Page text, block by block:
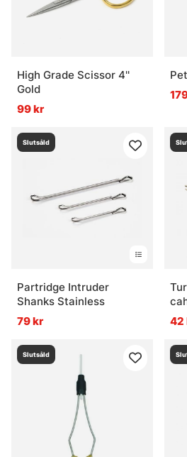
High Grade Scissor 4''
Gold
99 kr
Slutsåld
Partridge Intruder
Shanks Stainless
79 kr
42
Slutsåld